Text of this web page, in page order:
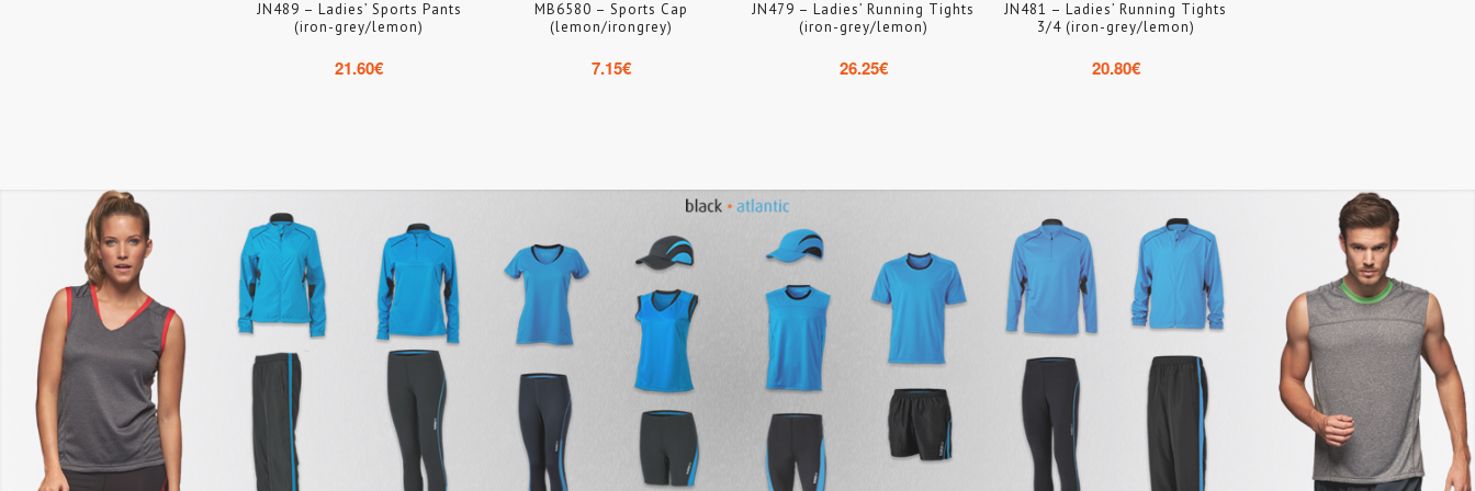
JN489 – Ladies’ Sports Pants
(iron-grey/lemon)
21.60€
MB6580 – Sports Cap
(lemon/irongrey)
7.15€
JN479 – Ladies’ Running Tights
(iron-grey/lemon)
26.25€
JN481 – Ladies’ Running Tights
3/4 (iron-grey/lemon)
20.80€